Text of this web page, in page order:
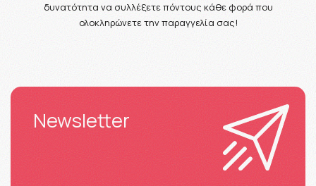
δυνατότητα να συλλέξετε πόντους κάθε φορά που
ολοκληρώνετε την παραγγελία σας!
Newsletter